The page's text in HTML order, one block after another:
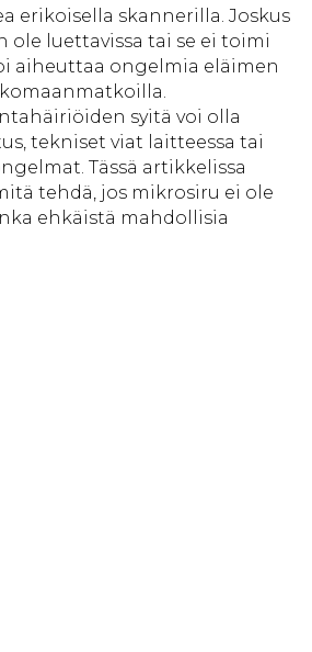
erikoisella skannerilla. Joskus
ole luettavissa tai se ei toimi
aiheuttaa ongelmia eläimen
syitä voi olla
tekniset viat laitteessa tai
Tässä artikkelissa
tehdä, jos mikrosiru ei ole
ehkäistä mahdollisia